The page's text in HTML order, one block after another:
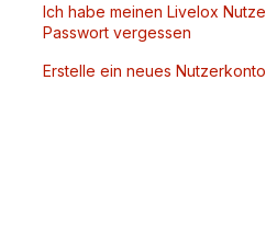
Ich habe meinen Livelox
Passwort vergessen
Erstelle ein neues Nutzerkonto